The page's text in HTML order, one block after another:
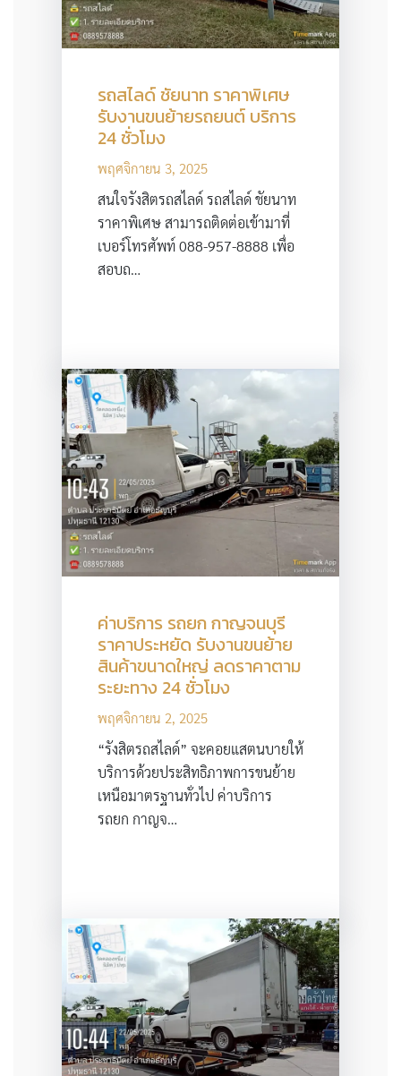
รถสไลด์ ชัยนาท ราคาพิเศษ
รับงานขนย้ายรถยนต์ บริการ
24 ชั่วโมง
พฤศจิกายน 3, 2025
สนใจรังสิตรถสไลด์ รถสไลด์ ชัยนาท
ราคาพิเศษ สามารถติดต่อเข้ามาที่
เบอร์โทรศัพท์ 088-957-8888 เพื่อ
สอบถ…
ค่าบริการ รถยก กาญจนบุรี
ราคาประหยัด รับงานขนย้าย
สินค้าขนาดใหญ่ ลดราคาตาม
ระยะทาง 24 ชั่วโมง
พฤศจิกายน 2, 2025
“รังสิตรถสไลด์” จะคอยแสตนบายให้
บริการด้วยประสิทธิภาพการขนย้าย
เหนือมาตรฐานทั่วไป ค่าบริการ
รถยก กาญจ…